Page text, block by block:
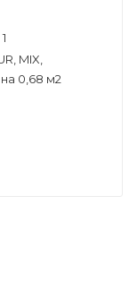
1
MIX,
на 0,68 м2